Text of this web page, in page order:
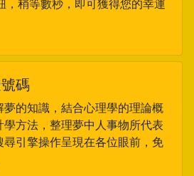
，稍等數秒，即可獲得您的幸運
碼
的知識，結合心理學的理論概
方法，整理夢中人事物所代表
尋引擎操作呈現在各位眼前，免